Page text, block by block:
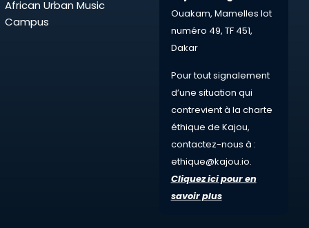
African Urban Music
Campus
Ouakam, Mamelles lot
numéro 49, TF 451,
Dakar
Pour toutsignalement
d’une situation qui
contrevient à la charte
éthique de Kajou,
contactez-nous à :
ethique@kajou.io.
Cliquez ici pour en
savoir plus